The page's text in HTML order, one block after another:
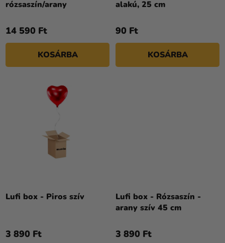
É
E
rózsaszín/arany
14 590 Ft
KOSÁRBA
alakú, 25 cm
90 Ft
KOSÁRBA
Lufi box - Piros szív
3 890 Ft
Lufi box - Rózsaszín -
arany szív 45 cm
3 890 Ft